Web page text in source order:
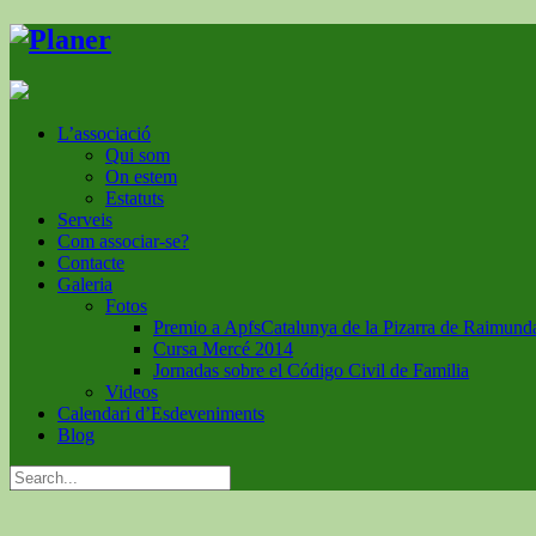
L’associació
Qui som
On estem
Estatuts
Serveis
Com associar-se?
Contacte
Galeria
Fotos
Premio a ApfsCatalunya de la Pizarra de
Cursa Mercé 2014
Jornadas sobre el Código Civil de Familia
Videos
Calendari d’Esdeveniments
Blog